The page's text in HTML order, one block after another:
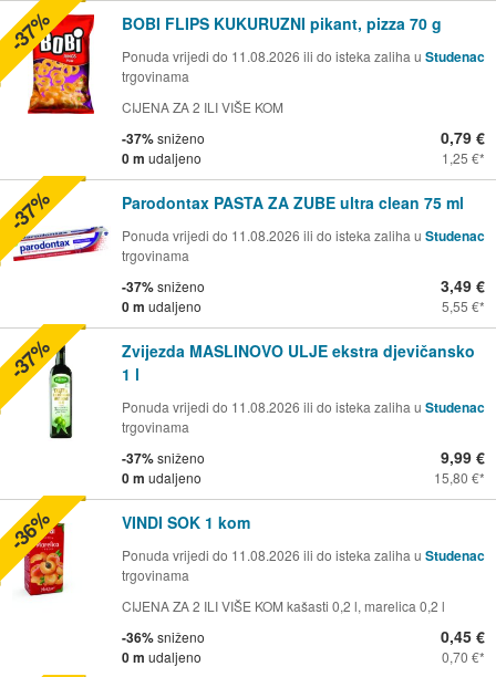
BOBI FLIPS KUKURUZNI pikant, pizza 70 g
Ponuda vrijedi do 11.08.2026 ili do isteka zaliha u Studenac
trgovinama
CIJENA ZA 2 ILI VIŠE KOM
-37%sniženo
0 m udaljeno
0,79 €
1,25 €
-37%
Parodontax PASTA ZA ZUBE ultra clean 75 ml
Ponuda vrijedi do 11.08.2026 ili do isteka zaliha u Studenac
trgovinama
-37%sniženo
0 m udaljeno
3,49 €
5,55 €
-37%
Zvijezda MASLINOVO ULJE ekstra djevičansko
1 l
Ponuda vrijedi do 11.08.2026 ili do isteka zaliha u Studenac
trgovinama
-37%sniženo
0 m udaljeno
9,99 €
15,80 €
-37%
VINDI SOK 1 kom
Ponuda vrijedi do 11.08.2026 ili do isteka zaliha u Studenac
trgovinama
CIJENA ZA 2 ILI VIŠE KOM kašasti 0,2 l, marelica 0,2 l
-36%sniženo
0 m udaljeno
0,45 €
0,70 €
-36%